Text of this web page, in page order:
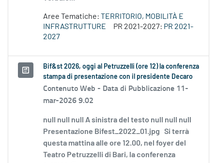
Aree Tematiche: TERRITORIO, MOBILITÀ E
INFRASTRUTTURE
PR 2021-2027: PR 2021-
2027
Bif&st 2026, oggi al Petruzzelli (ore 12) la conferenza
stampa di presentazione con il presidente Decaro
Contenuto Web - Data di Pubblicazione 11-
mar-2026 9.02
null null null A sinistra del testo null null null
Presentazione Bifest_2022_01.jpg Si terrà
questa mattina alle ore 12.00, nel foyer del
Teatro Petruzzelli di Bari, la conferenza